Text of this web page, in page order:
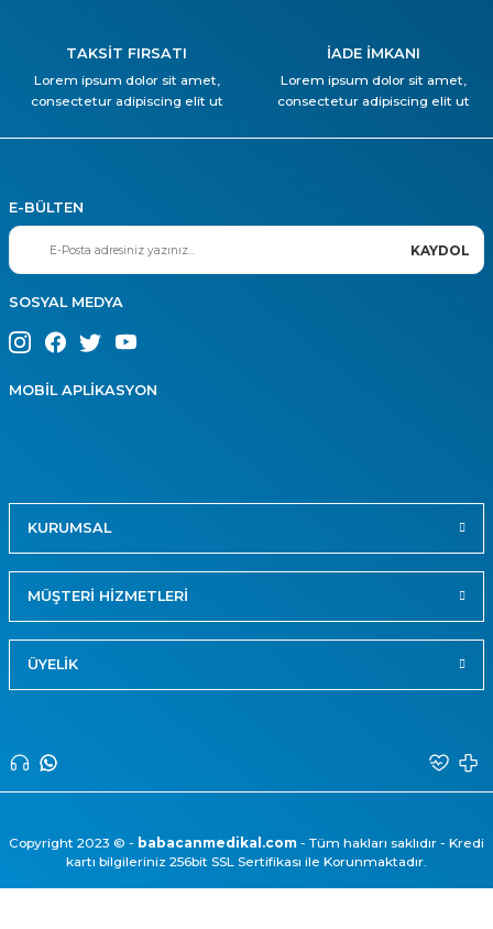
TAKSİT FIRSATI
Lorem ipsum dolor sit amet,
consectetur adipiscing elit ut
İADE İMKANI
Lorem ipsum dolor sit amet,
consectetur adipiscing elit ut
E-BÜLTEN
KAYDOL
SOSYAL MEDYA
MOBİL APLİKASYON
KURUMSAL
MÜŞTERİ HİZMETLERİ
ÜYELİK
Copyright 2023 © - babacanmedikal.com - Tüm hakları saklıdır - Kredi
kartı bilgileriniz 256bit SSL Sertifikası ile Korunmaktadır.